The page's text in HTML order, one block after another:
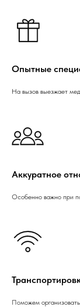
Опытные
На вызов выезжает
Аккуратное
Особенно важно при
Поможем